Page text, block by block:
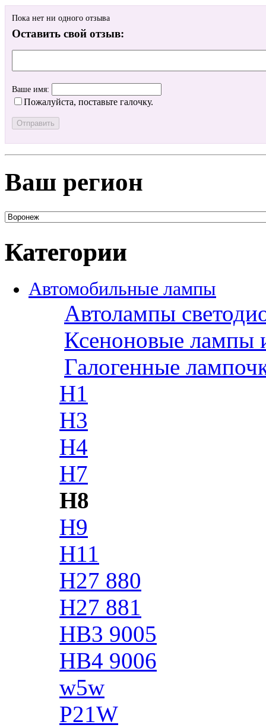
Пока нет ни одного отзыва
Оставить свой отзыв:
Ваше имя:
Пожалуйста, поставьте галочку.
Ваш регион
Категории
Автомобильные лампы
Автолампы
Ксеноновые лампы
Галогенные
H1
H3
H4
H7
H8
H9
H11
H27 880
H27 881
HB3 9005
HB4 9006
w5w
P21W